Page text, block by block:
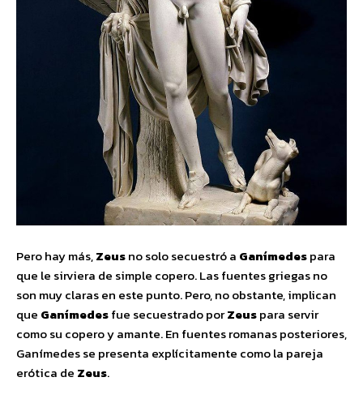
Pero hay más,Zeusno solo secuestró a Ganímedespara
que le sirviera de simple copero. Las fuentes griegas no
son muy claras en este punto. Pero, no obstante, implican
que Ganímedesfue secuestrado porZeuspara servir
como su copero y amante. En fuentes romanas posteriores,
Ganímedes se presenta explícitamente como la pareja
erótica de Zeus.